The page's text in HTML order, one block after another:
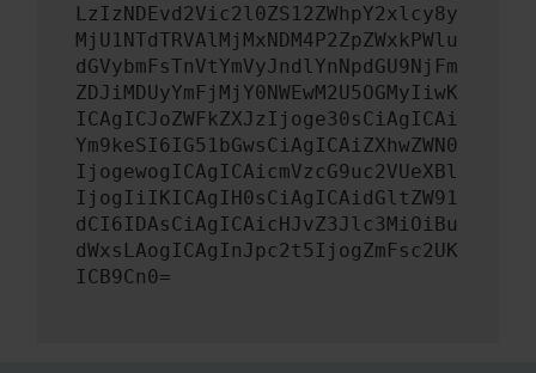
LzIzNDEvd2Vic2l0ZS12ZWhpY2xlcy8y
MjU1NTdTRVAlMjMxNDM4P2ZpZWxkPWlu
dGVybmFsTnVtYmVyJndlYnNpdGU9NjFm
ZDJiMDUyYmFjMjY0NWEwM2U5OGMyIiwK
ICAgICJoZWFkZXJzIjoge30sCiAgICAi
Ym9keSI6IG51bGwsCiAgICAiZXhwZWN0
IjogewogICAgICAicmVzcG9uc2VUeXBl
IjogIiIKICAgIH0sCiAgICAidGltZW91
dCI6IDAsCiAgICAicHJvZ3Jlc3MiOiBu
dWxsLAogICAgInJpc2t5IjogZmFsc2UK
ICB9Cn0=